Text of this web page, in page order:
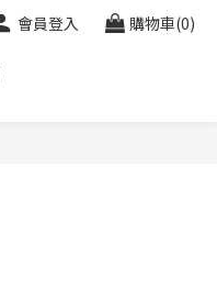
會員登入 購物車(0)